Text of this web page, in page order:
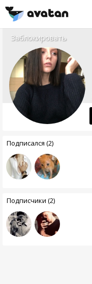
Заблокировать
Подписался (2)
Подписчики (2)